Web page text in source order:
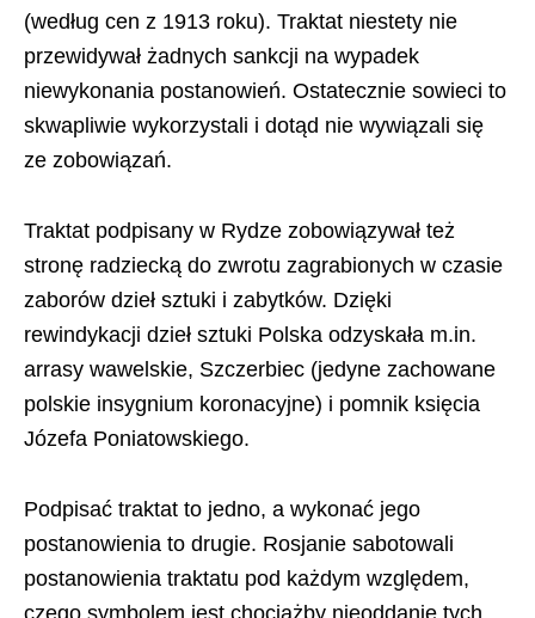
(według cen z 1913 roku). Traktat niestety nie
przewidywał żadnych sankcji na wypadek
niewykonania postanowień. Ostatecznie sowieci to
skwapliwie wykorzystali i dotąd nie wywiązali się
ze zobowiązań.
Traktat podpisany w Rydze zobowiązywał też
stronę radziecką do zwrotu zagrabionych w czasie
zaborów dzieł sztuki i zabytków. Dzięki
rewindykacji dzieł sztuki Polska odzyskała m.in.
arrasy wawelskie, Szczerbiec (jedyne zachowane
polskie insygnium koronacyjne) i pomnik księcia
Józefa Poniatowskiego.
Podpisać traktat to jedno, a wykonać jego
postanowienia to drugie. Rosjanie sabotowali
postanowienia traktatu pod każdym względem,
czego symbolem jest chociażby nieoddanie tych